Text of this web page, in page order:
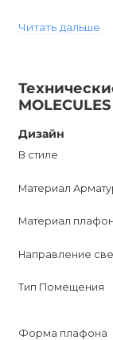
интенсивность
MOLECULES 2
долговечностью
легко
качество и
жизнь. Будьте в
свой интерьер.
Сделайте свой
Читать дальше
Дизайн
В стиле
Материал
Материал
Направление
Тип Помещения
Форма плафона